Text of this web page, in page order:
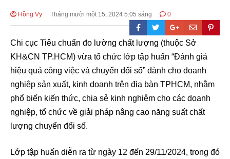
Hồng Vy Tháng mười một 15, 2024 5:05 sáng 0
Chi cục Tiêu chuẩn đo lường chất lượng (thuộc Sở
KH&CN TP.HCM) vừa tổ chức lớp tập huấn “Đánh giá
hiệu quả công việc và chuyển đổi số” dành cho doanh
nghiệp sản xuất, kinh doanh trên địa bàn TPHCM, nhằm
phổ biến kiến thức, chia sẻ kinh nghiệm cho các doanh
nghiệp, tổ chức về giải pháp nâng cao năng suất chất
lượng chuyển đổi số.
Lớp tập huấn diễn ra từ ngày 12 đến 29/11/2024, trong đó